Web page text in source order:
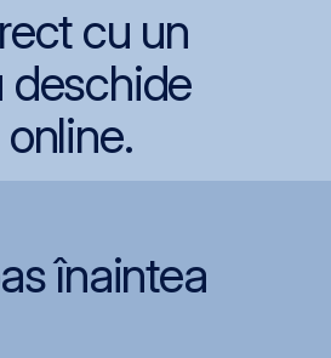
cu un
deschide
online.
înaintea